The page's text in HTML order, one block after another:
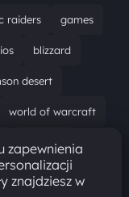
raiders games
blizzard
desert
world of warcraft
recenzja
pc
zapewnienia
znajdziesz w